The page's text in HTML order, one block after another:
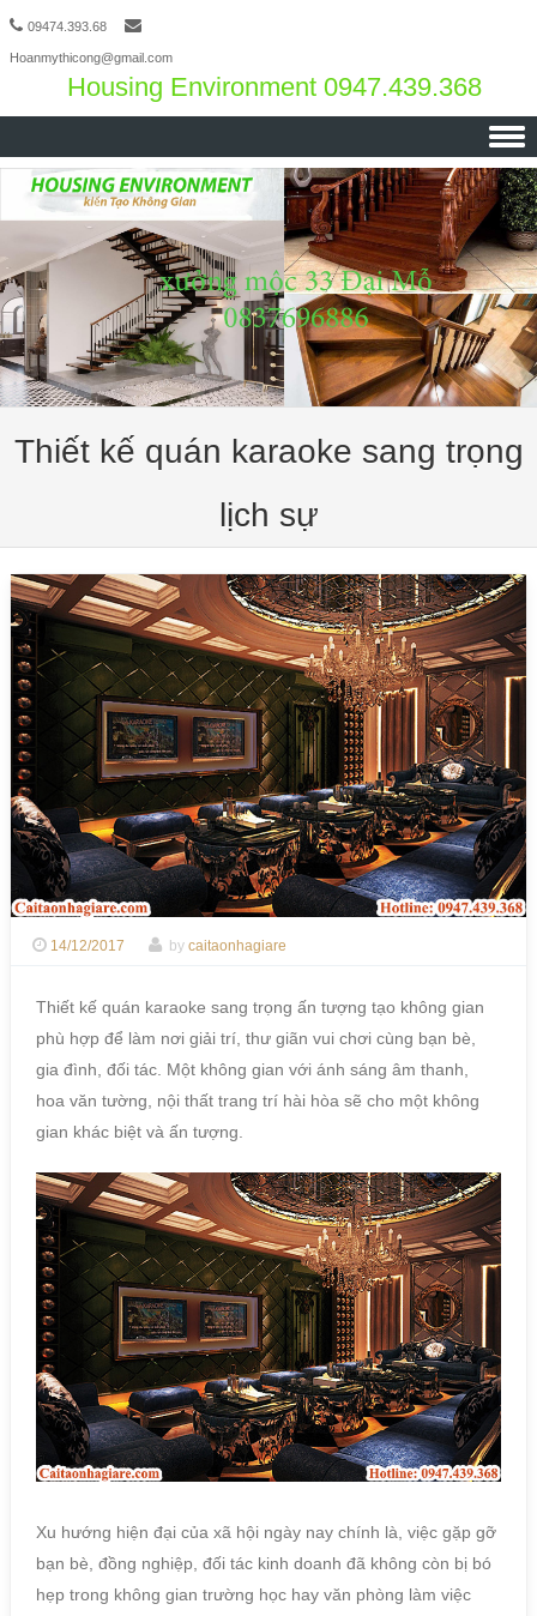
09474.393.68
Hoanmythicong@gmail.com
Housing Environment 0947.439.368
Skip to content
Thiết kế quán karaoke sang trọng
lịch sự
14/12/2017 by caitaonhagiare
Thiết kế quán karaoke sang trọng ấn tượng tạo không gian
phù hợp để làm nơi giải trí, thư giãn vui chơi cùng bạn bè,
gia đình, đối tác. Một không gian với ánh sáng âm thanh,
hoa văn tường, nội thất trang trí hài hòa sẽ cho một không
gian khác biệt và ấn tượng.
Xu hướng hiện đại của xã hội ngày nay chính là, việc gặp gỡ
bạn bè, đồng nghiệp, đối tác kinh doanh đã không còn bị bó
hẹp trong không gian trường học hay văn phòng làm việc